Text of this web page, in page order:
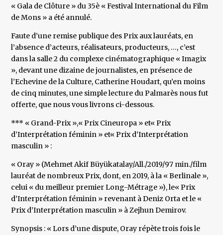
« Gala de Clôture » du 35è « Festival International du Film
de Mons » a été annulé.
Faute d’une remise publique des Prix aux lauréats, en
l’absence d’acteurs, réalisateurs, producteurs, …, c’est
dans la salle 2 du complexe cinématographique « Imagix
», devant une dizaine de journalistes, en présence de
l’Echevine de la Culture, Catherine Houdart, qu’en moins
de cinq minutes, une simple lecture du Palmarès nous fut
offerte, que nous vous livrons ci-dessous.
*** « Grand-Prix »,« Prix Cineuropa » et« Prix
d’Interprétation féminin » et« Prix d’Interprétation
masculin » :
« Oray » (Mehmet Akif Büyükatalay/All./2019/97 min./film
lauréat de nombreux Prix, dont, en 2019, à la « Berlinale »,
celui « du meilleur premier Long-Métrage »), le« Prix
d’Interprétation féminin » revenant à Deniz Orta et le «
Prix d’Interprétation masculin » à Zejhun Demirov.
Synopsis : « Lors d’une dispute, Oray répète trois fois le